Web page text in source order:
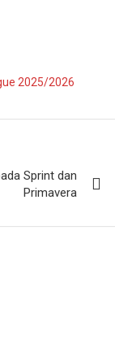
2025/2026
Sprint dan
Primavera